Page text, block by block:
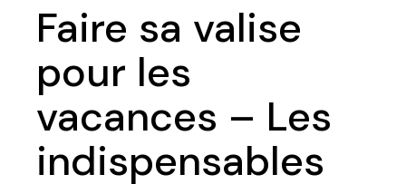
Faire sa valise
pour les
vacances – Les
indispensables